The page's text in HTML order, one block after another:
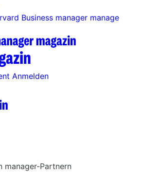
Business manager manage
Anmelden
manager-Partnern